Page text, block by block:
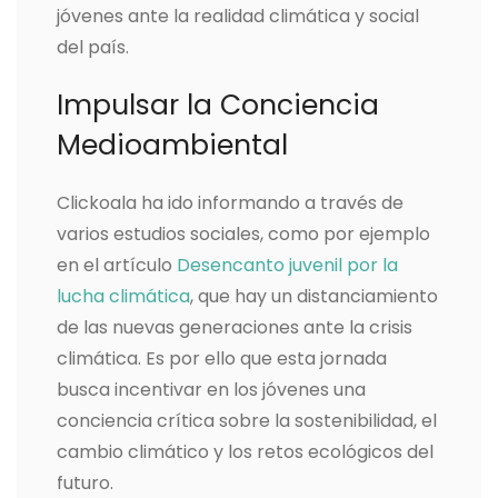
jóvenes ante la realidad climática y social
del país.
Impulsar la Conciencia
Medioambiental
Clickoala ha ido informando a través de
varios estudios sociales, como por ejemplo
en el artículo Desencanto juvenil por la
lucha climática, que hay un distanciamiento
de las nuevas generaciones ante la crisis
climática. Es por ello que esta jornada
busca incentivar en los jóvenes una
conciencia crítica sobre la sostenibilidad, el
cambio climático y los retos ecológicos del
futuro.